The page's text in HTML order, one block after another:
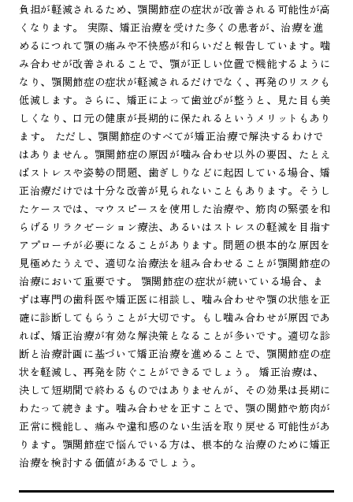
負担が軽減されるため、顎関節症の症状が改善される可能性が高
くなります。 実際、矯正治療を受けた多くの患者が、治療を進
めるにつれて顎の痛みや不快感が和らいだと報告しています。噛
み合わせが改善されることで、顎が正しい位置で機能するように
なり、顎関節症の症状が軽減されるだけでなく、再発のリスクも
低減します。さらに、矯正によって歯並びが整うと、見た目も美
しくなり、口元の健康が長期的に保たれるというメリットもあり
ます。 ただし、顎関節症のすべてが矯正治療で解決するわけで
はありません。顎関節症の原因が噛み合わせ以外の要因、たとえ
ばストレスや姿勢の問題、歯ぎしりなどに起因している場合、矯
正治療だけでは十分な改善が見られないこともあります。そうし
たケースでは、マウスピースを使用した治療や、筋肉の緊張を和
らげるリラクゼーション療法、あるいはストレスの軽減を目指す
アプローチが必要になることがあります。問題の根本的な原因を
見極めたうえで、適切な治療法を組み合わせることが顎関節症の
治療において重要です。 顎関節症の症状が続いている場合、ま
ずは専門の歯科医や矯正医に相談し、噛み合わせや顎の状態を正
確に診断してもらうことが大切です。もし噛み合わせが原因であ
れば、矯正治療が有効な解決策となることが多いです。適切な診
断と治療計画に基づいて矯正治療を進めることで、顎関節症の症
状を軽減し、再発を防ぐことができるでしょう。 矯正治療は、
決して短期間で終わるものではありませんが、その効果は長期に
わたって続きます。噛み合わせを正すことで、顎の関節や筋肉が
正常に機能し、痛みや違和感のない生活を取り戻せる可能性があ
ります。顎関節症で悩んでいる方は、根本的な治療のために矯正
治療を検討する価値があるでしょう。